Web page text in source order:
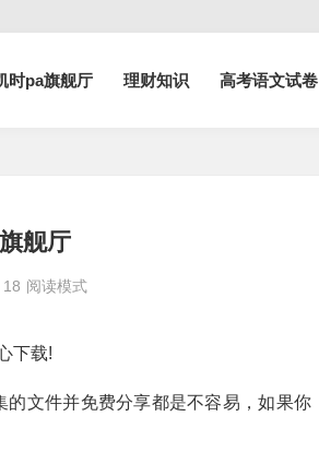
时pa旗舰厅 理财知识 高考语文试卷
舰厅
18 阅读模式
下载!
文件并免费分享都是不容易，如果你